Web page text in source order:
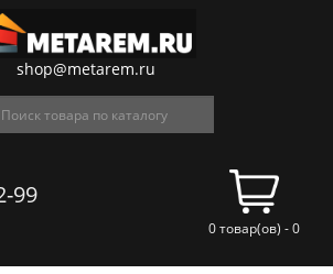
shop@metarem.ru
99
0 товар(ов) - 0